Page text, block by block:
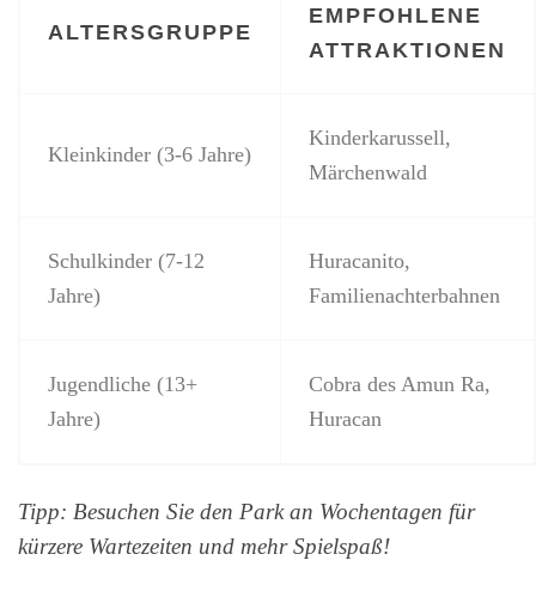
ALTERSGRUPPE
EMPFOHLENE
ATTRAKTIONEN
Kleinkinder (3-6 Jahre)
Kinderkarussell,
Märchenwald
Schulkinder (7-12
Jahre)
Huracanito,
Familienachterbahnen
Jugendliche (13+
Jahre)
Cobra des Amun Ra,
Huracan
Tipp: Besuchen Sie den Park an Wochentagen für
kürzere Wartezeiten und mehr Spielspaß!